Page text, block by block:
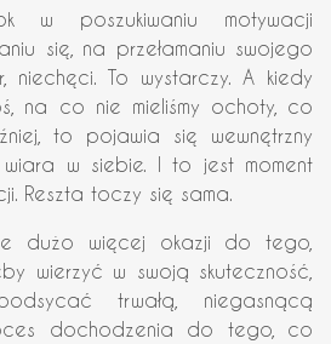
w poszukiwaniu motywacji
się, na przełamaniu swojego
niechęci. To wystarczy. A kiedy
na co nie mieliśmy ochoty, co
to pojawia się wewnętrzny
wiara w siebie. I to jest moment
Reszta toczy się sama.
dużo więcej okazji do tego,
wierzyć w swoją skuteczność,
trwałą, niegasnącą
dochodzenia do tego, co